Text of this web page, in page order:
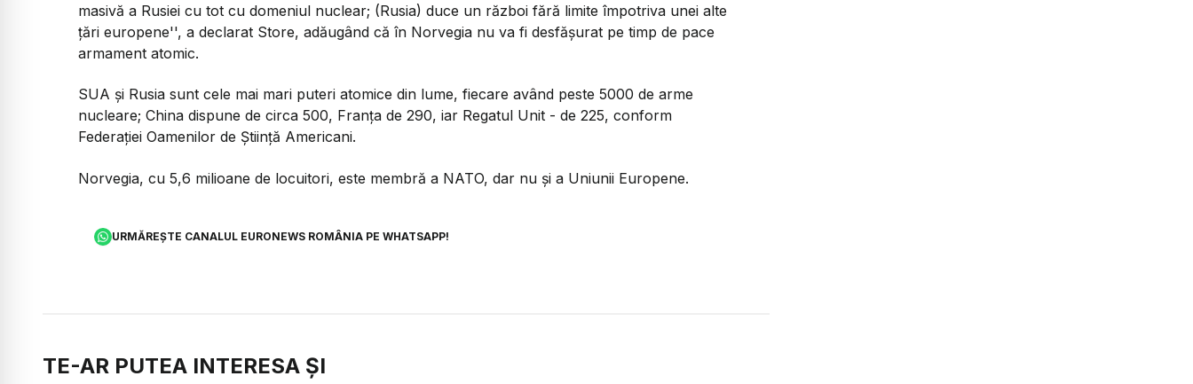
masivă a Rusiei cu tot cu domeniul nuclear; (Rusia) duce un război fără limite împotriva unei alte
țări europene'', a declarat Store, adăugând că în Norvegia nu va fi desfășurat pe timp de pace
armament atomic.
SUA și Rusia sunt cele mai mari puteri atomice din lume, fiecare având peste 5000 de arme
nucleare; China dispune de circa 500, Franța de 290, iar Regatul Unit - de 225, conform
Federației Oamenilor de Știință Americani.
Norvegia, cu 5,6 milioane de locuitori, este membră a NATO, dar nu și a Uniunii Europene.
URMĂREȘTE CANALUL EURONEWS ROMÂNIA PE WHATSAPP!
TE-AR PUTEA INTERESA ȘI